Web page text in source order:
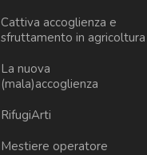
Cattiva accoglienza e
sfruttamento in agricoltura
La nuova
(mala)accoglienza
RifugiArti
Mestiere operatore